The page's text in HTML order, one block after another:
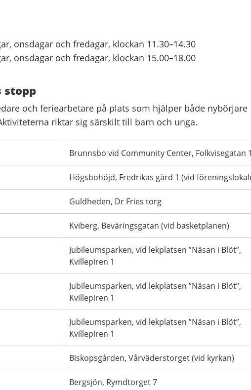
onsdagar och fredagar, klockan 11.30–14.30
onsdagar och fredagar, klockan 15.00–18.00
stopp
och feriearbetare på plats som hjälper både nybörjare
riktar sig särskilt till barn och unga.
Brunnsbo vid Community Center, Folkvisegatan
Högsbohöjd, Fredrikas gård 1 (vid
Guldheden, Dr Fries torg
Kviberg, Beväringsgatan (vid basketplanen)
Jubileumsparken, vid lekplatsen ”Näsan i Blöt”,
Kvillepiren 1
Jubileumsparken, vid lekplatsen ”Näsan i Blöt”,
Kvillepiren 1
Jubileumsparken, vid lekplatsen ”Näsan i Blöt”,
Kvillepiren 1
Biskopsgården, Vårväderstorget (vid kyrkan)
Bergsjön, Rymdtorget 7